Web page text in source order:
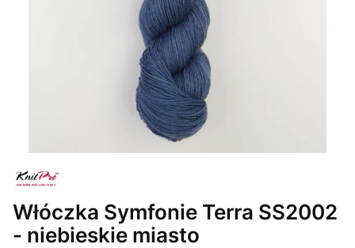
Włóczka Symfonie Terra SS2002
- niebieskie miasto